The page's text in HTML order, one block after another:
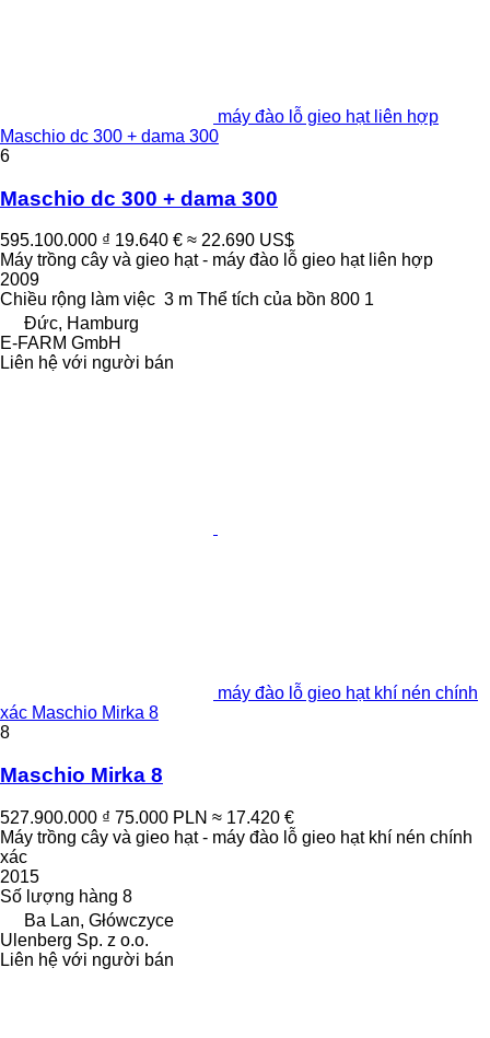
máy đào lỗ gieo hạt liên hợp
Maschio dc 300 + dama 300
6
Maschio dc 300 + dama 300
595.100.000 ₫ 19.640 € ≈ 22.690 US$
Máy trồng cây và gieo hạt - máy đào lỗ gieo hạt liên hợp
2009
Chiều rộng làm việc 3 m Thể tích của bồn 800 1
Đức, Hamburg
E-FARM GmbH
Liên hệ với người bán
máy đào lỗ gieo hạt khí nén chính
xác Maschio Mirka 8
8
Maschio Mirka 8
527.900.000 ₫ 75.000 PLN ≈ 17.420 €
Máy trồng cây và gieo hạt - máy đào lỗ gieo hạt khí nén chính
xác
2015
Số lượng hàng 8
Ba Lan, Główczyce
Ulenberg Sp. z o.o.
Liên hệ với người bán